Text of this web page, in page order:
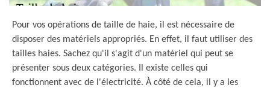
Pour vos opérations de taille de haie, il est nécessaire de
disposer des matériels appropriés. En effet, il faut utiliser des
tailles haies. Sachez qu'il s'agit d'un matériel qui peut se
présenter sous deux catégories. Il existe celles qui
fonctionnent avec de l'électricité. À côté de cela, il y a les